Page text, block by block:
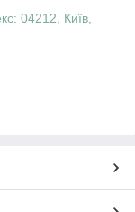
04212, Київ,